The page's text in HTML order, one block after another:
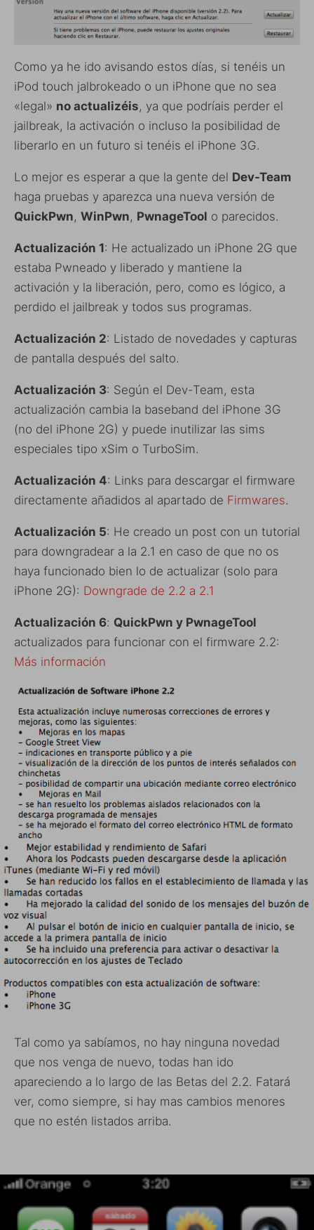
Como ya he ido avisando estos días, si tenéis un
iPod touch jalbrokeado o un iPhone que no sea
«legal» no actualizéis, ya que podríais perder el
jailbreak, la activación o incluso la posibilidad de
liberarlo en un futuro si tenéis el iPhone 3G.
Lo mejor es esperar a que la gente del Dev-Team
haga pruebas y aparezca una nueva versión de
QuickPwn, WinPwn, PwnageTool o parecidos.
Actualización 1: He actualizado un iPhone 2G que
estaba Pwneado y liberado y mantiene la
activación y la liberación, pero, como es lógico, a
perdido el jailbreak y todos sus programas.
Actualización 2: Listado de novedades y capturas
de pantalla después del salto.
Actualización 3: Según el Dev-Team, esta
actualización cambia la baseband del iPhone 3G
(no del iPhone 2G) y puede inutilizar las sims
especiales tipo xSim o TurboSim.
Actualización 4: Links para descargar el firmware
directamente añadidos al apartado de Firmwares.
Actualización 5: He creado un post con un tutorial
para downgradear a la 2.1 en caso de que no os
haya funcionado bien lo de actualizar (solo para
iPhone 2G): Downgrade de 2.2 a 2.1
Actualización 6: QuickPwn y PwnageTool
actualizados para funcionar con el firmware 2.2:
Más información
Tal como ya sabíamos, no hay ninguna novedad
que nos venga de nuevo, todas han ido
apareciendo a lo largo de las Betas del 2.2. Fatará
ver, como siempre, si hay mas cambios menores
que no estén listados arriba.